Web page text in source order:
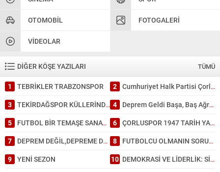
OTOMOBIL FOTOGALERI
VIDEOLAR
DİĞER KÖŞE YAZILARI TÜMÜ
1 TEBRİKLER TRABZONSPOR 2 Cumhuriyet Halk Partisi Çorlu’da ayağına; İl Başkanlığında da kafasına sıktı
3 TEKİRDAĞSPOR KÜLLERİNDEN DOĞDU: TARİHİ BİR GALİBİYET! 4
Deprem Geldi Başa, Baş Ağrısı Bahane: Tekirdağ Depreme Ne Kadar Hazır?
5
FUTBOL BİR TEMAŞE SANATI GİBİDİR. 6 ÇORLUSPOR 1947 TARİH YAZDI.
7
DEPREM DEĞİL,DEPREME DAYANAKSIZ BİNA ÖLDÜRÜR. 8
FUTBOLCU OLMANIN SORUMLULUĞU.
9 YENİ SEZON 10 DEMOKRASİ VE LİDERLİK: SİYASİ PARTİLERİN DÖNÜŞÜMÜ